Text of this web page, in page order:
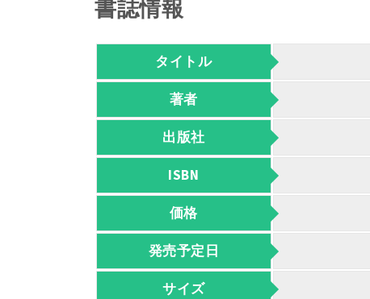
書誌情報
タイトル
著者
出版社
ISBN
価格
発売予定日
サイズ